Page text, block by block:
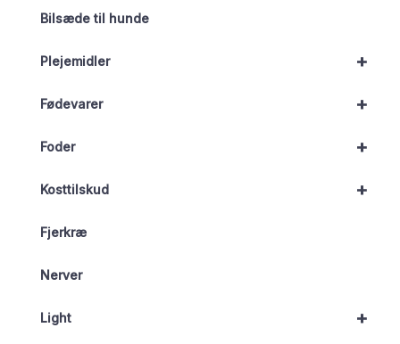
Bilsæde til hunde
+
Plejemidler
+
Fødevarer
+
Foder
+
Kosttilskud
Fjerkræ
Nerver
+
Light